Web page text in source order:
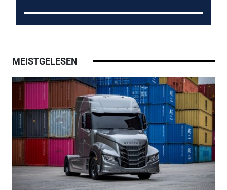
MEISTGELESEN